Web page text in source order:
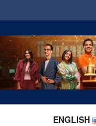
ENGLISH